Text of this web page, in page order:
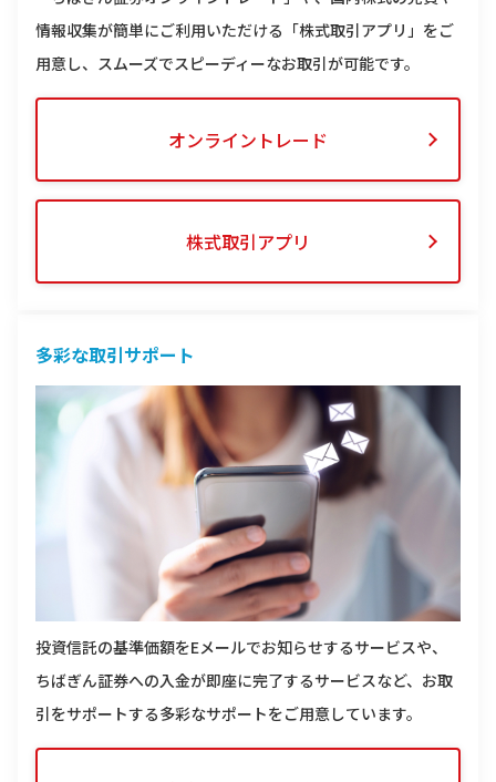
情報収集が簡単にご利用いただける「株式取引アプリ」をご
用意し、スムーズでスピーディーなお取引が可能です。
オンライントレード
株式取引アプリ
多彩な取引サポート
投資信託の基準価額をEメールでお知らせするサービスや、
ちばぎん証券への入金が即座に完了するサービスなど、お取
引をサポートする多彩なサポートをご用意しています。